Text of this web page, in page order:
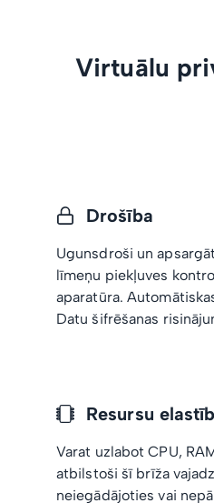
Virtuālu
Drošība
Ugunsdroši un
līmeņu piekļuves
aparatūra.
Datu šifrēšanas
Resursu
Varat uzlabot CPU,
atbilstoši šī brīža
neiegādājoties vai